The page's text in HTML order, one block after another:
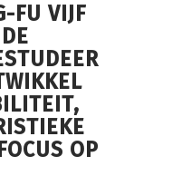
FU VIJF
OP